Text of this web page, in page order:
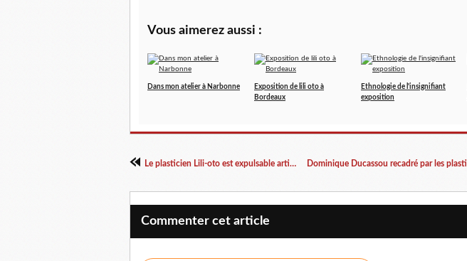
Vous aimerez aussi :
Dans mon atelier à Narbonne
Exposition de lili oto à
Bordeaux
Ethnologie de l'insignifiant
exposition
Le plasticien Lili-oto est expulsable article du journal Sud Ouest par Hérvé Mathurin
Commenter cet article